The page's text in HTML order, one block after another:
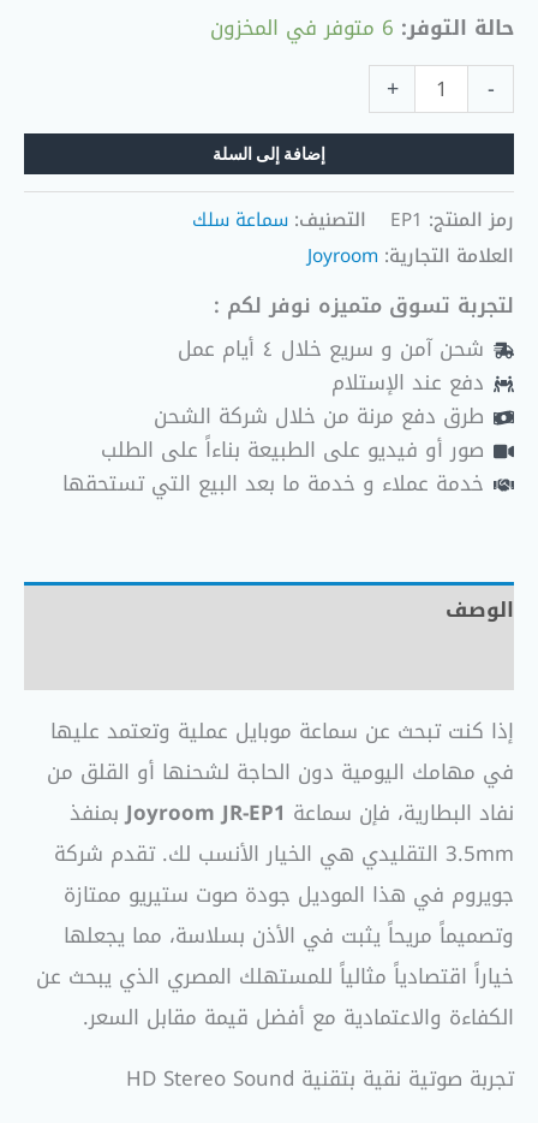
حالة التوفر: 6 متوفر في المخزون
-
+
إضافة إلى السلة
رمز المنتج: EP1 التصنيف: سماعة سلك
العلامة التجارية: Joyroom
لتجربة تسوق متميزه نوفر لكم :
شحن آمن و سريع خلال ٤ أيام عمل
دفع عند الإستلام
طرق دفع مرنة من خلال شركة الشحن
صور أو فيديو على الطبيعة بناءاً على الطلب
خدمة عملاء و خدمة ما بعد البيع التي تستحقها
الوصف
إذا كنت تبحث عن سماعة موبايل عملية وتعتمد عليها
في مهامك اليومية دون الحاجة لشحنها أو القلق من
نفاد البطارية، فإن سماعة Joyroom JR-EP1بمنفذ
3.5mm التقليدي هي الخيار الأنسب لك. تقدم شركة
جويروم في هذا الموديل جودة صوت ستيريو ممتازة
وتصميماً مريحاً يثبت في الأذن بسلاسة، مما يجعلها
خياراً اقتصادياً مثالياً للمستهلك المصري الذي يبحث عن
الكفاءة والاعتمادية مع أفضل قيمة مقابل السعر.
تجربة صوتية نقية بتقنية HD Stereo Sound